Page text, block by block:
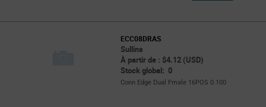
ECC08DRAS
Sullins
À partir de : $4.12 (USD)
Stock global: 0
Conn Edge Dual Fmale 16POS 0.100